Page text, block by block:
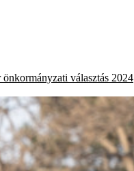
önkormányzati választás 2024